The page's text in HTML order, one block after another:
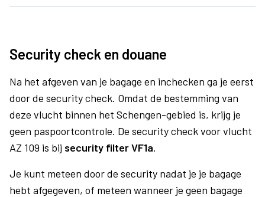
Security check en douane
Na het afgeven van je bagage en inchecken ga je eerst
door de security check. Omdat de bestemming van
deze vlucht binnen het Schengen-gebied is, krijg je
geen paspoortcontrole. De security check voor vlucht
AZ 109 is bij security filter VF1a.
Je kunt meteen door de security nadat je je bagage
hebt afgegeven, of meteen wanneer je geen bagage